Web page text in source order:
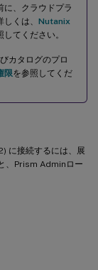
に、クラウドプラ
くは、 Nutanix
してください。
カタログのプロ
限を参照してくだ
に接続するには、展
、Prism Adminロー